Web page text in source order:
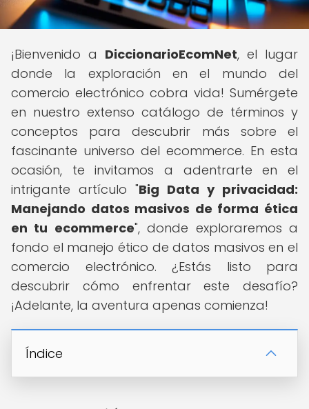
¡Bienvenido a DiccionarioEcomNet, el lugar
donde la exploración en el mundo del
comercio electrónico cobra vida! Sumérgete
en nuestro extenso catálogo de términos y
conceptos para descubrir más sobre el
fascinante universo del ecommerce. En esta
ocasión, te invitamos a adentrarte en el
intrigante artículo "Big Data y privacidad:
Manejando datos masivos de forma ética
en tu ecommerce", donde exploraremos a
fondo el manejo ético de datos masivos en el
comercio electrónico. ¿Estás listo para
descubrir cómo enfrentar este desafío?
¡Adelante, la aventura apenas comienza!
Índice